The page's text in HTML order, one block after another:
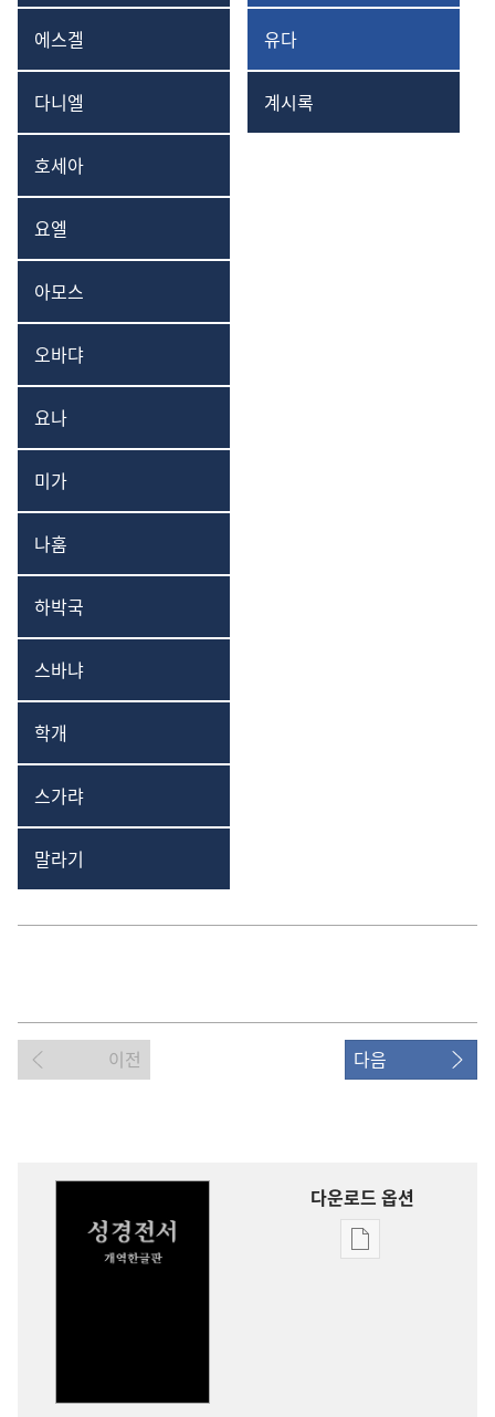
애가
에스겔
에스겔
다니엘
다니엘
호세아
호세아
요엘
요엘
아모스
아모스
오바댜
오바댜
요나
요나
미가
미가
나훔
나훔
하박국
하박국
스바냐
스바냐
학개
학개
스가랴
스가랴
말라기
말라기
3서
유다서
유다
요한
계시록
이전 다음
다운로드 옵션
출판물